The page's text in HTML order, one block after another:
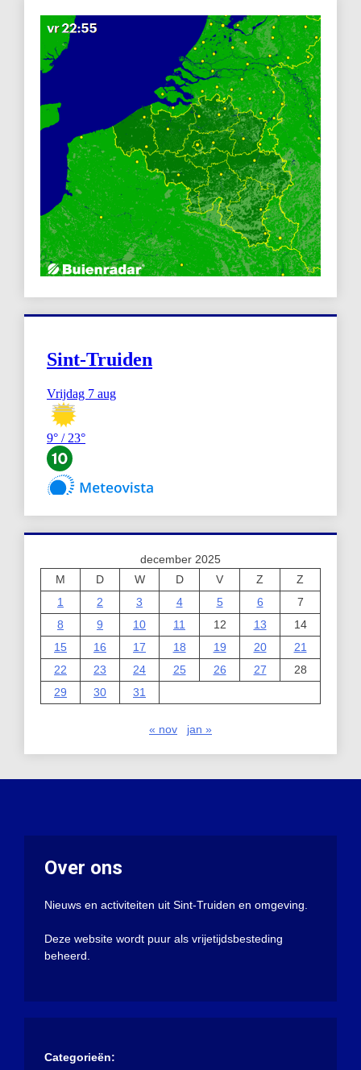
december 2025
M
D W D V Z
Z
1
2 3 4 5 6
7
8
9 10 11 12 13
14
15
16 17 18 19 20
21
22
23 24 25 26 27
28
29
30 31
« nov jan »
Over ons
Nieuws en activiteiten uit Sint-Truiden en omgeving.
Deze website wordt puur als vrijetijdsbesteding
beheerd.
Categorieën: